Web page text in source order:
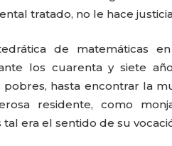
tratado, no le hace
de matemáticas
los cuarenta y siete
hasta encontrar la
residente, como
era el sentido de su